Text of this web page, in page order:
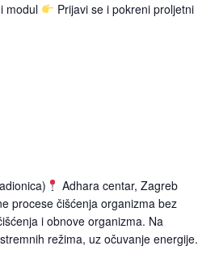
modul
Prijavi se i pokreni proljetni
Adhara centar, Zagreb
procese čišćenja organizma bez
i obnove organizma. Na
režima, uz očuvanje energije.